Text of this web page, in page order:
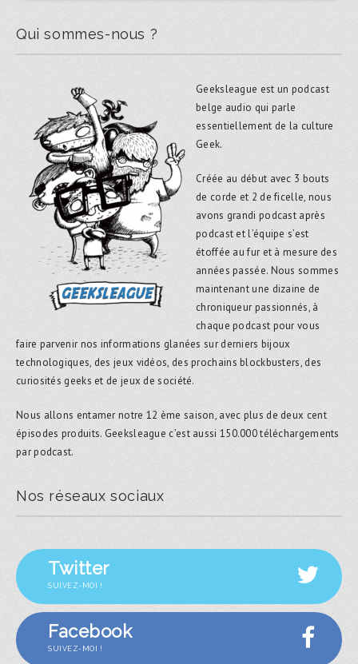
Qui sommes-nous ?
Geeksleague est un podcast
belge audio qui parle
essentiellement de la culture
Geek.
Créée au début avec 3 bouts
de corde et 2 de ficelle, nous
avons grandi podcast après
podcast et l’équipe s’est
étoffée au fur et à mesure des
années passée. Nous sommes
maintenant une dizaine de
chroniqueur passionnés, à
chaque podcast pour vous
faire parvenir nos informations glanées sur derniers bijoux
technologiques, des jeux vidéos, des prochains blockbusters, des
curiosités geeks et de jeux de société.
Nous allons entamer notre 12 ème saison, avec plus de deux cent
épisodes produits. Geeksleague c’est aussi 150.000 téléchargements
par podcast.
Nos réseaux sociaux
Twitter
SUIVEZ-MOI !
Facebook
SUIVEZ-MOI !